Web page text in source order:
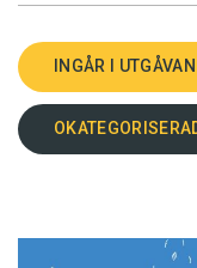
INGÅR I